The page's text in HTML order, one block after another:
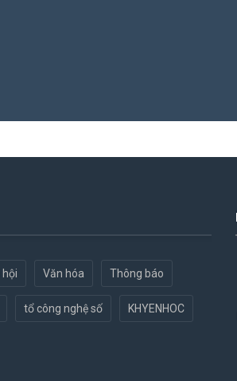
hội Văn hóa Thông báo
tổ công nghệ số KHYENHOC